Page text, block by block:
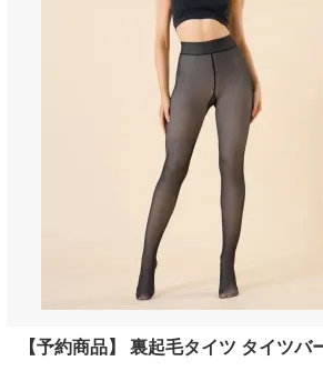
【予約商品】 裏起毛タイツ タイツバ